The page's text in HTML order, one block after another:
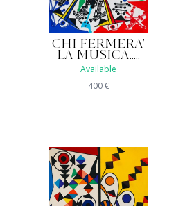
CHI FERMERA'
LA MUSICA.....
Available
400€